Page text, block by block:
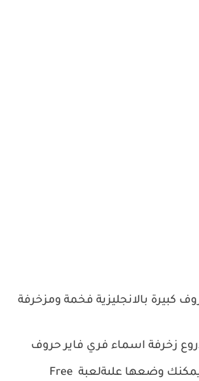
كبيرة بالانجليزية فخمة ومزخرفة
زخرفة اسماء فري فاير حروف
كبيرة انجليزي التي يمكنك وضعها علىةلعبة Free